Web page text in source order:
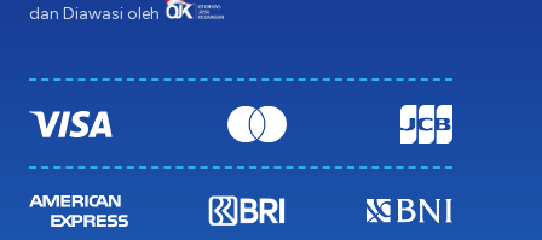
dan Diawasi oleh